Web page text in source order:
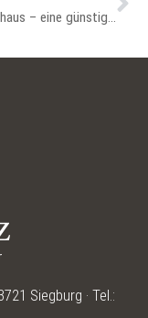
Das Fertighaus – eine günstige Alternative?
Siegburg · Tel.: